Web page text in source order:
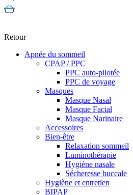
Retour
Apnée du sommeil
CPAP / PPC
PPC auto-pilotée
PPC de voyage
Masques
Masque Nasal
Masque Facial
Masque Narinaire
Accessoires
Bien-être
Relaxation sommeil
Luminothérapie
Hygiène nasale
Sécheresse buccale
Hygiène et entretien
BIPAP